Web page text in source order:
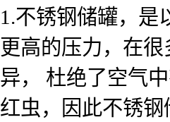
1.不锈钢储罐，是
更高的压力，在
异， 杜绝了空气
红虫，因此不锈